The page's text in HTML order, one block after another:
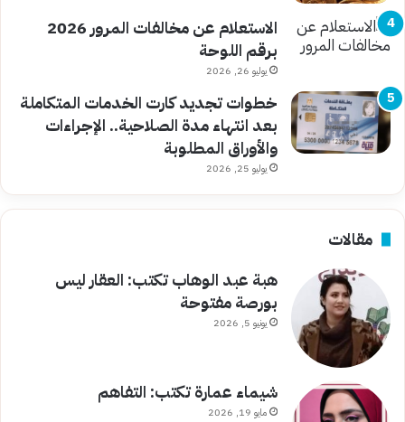
الاستعلام عن مخالفات المرور 2026
برقم اللوحة
يوليو 26, 2026
خطوات تجديد كارت الخدمات المتكاملة
بعد انتهاء مدة الصلاحية.. الإجراءات
والأوراق المطلوبة
يوليو 25, 2026
مقالات
هبة عبد الوهاب تكتب: العقار ليس
بورصة مفتوحة
يونيو 5, 2026
شيماء عمارة تكتب: التفاهم
مايو 19, 2026